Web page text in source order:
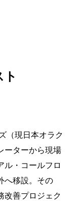
（現日本オラク
ーターから現場
ル・コールフロ
へ移設。その
改善プロジェク